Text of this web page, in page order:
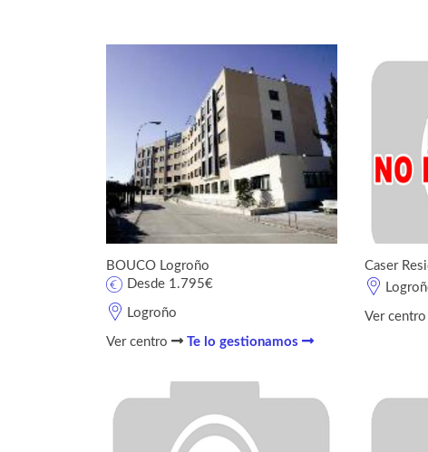
BOUCO Logroño
Logroño
Desde 1.795€
Ver centro Te lo gestionamos
Caser
Ver centro